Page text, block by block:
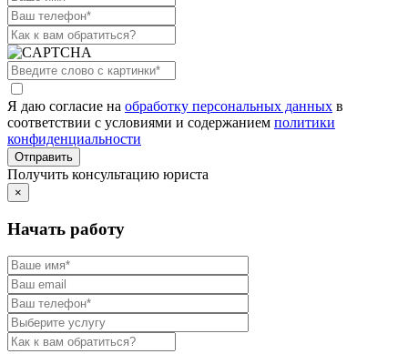
Я даю согласие на обработку персональных данных в
соответствии с условиями и содержанием политики
конфиденциальности
Получить консультацию юриста
×
Начать работу